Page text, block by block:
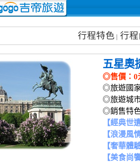
行程特色 行
五星奧
◎售價： 0
◎旅遊國
◎旅遊城
◎銷售特
【經典世
【浪漫風
【奢華體
【美食尚